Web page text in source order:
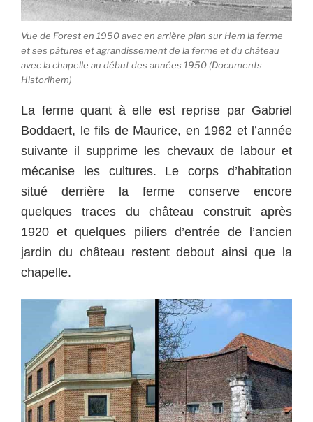
Vue de Forest en 1950 avec en arrière plan sur Hem la ferme
et ses pâtures et agrandissement de la ferme et du château
avec la chapelle au début des années 1950 (Documents
Historihem)
La ferme quant à elle est reprise par Gabriel
Boddaert, le fils de Maurice, en 1962 et l’année
suivante il supprime les chevaux de labour et
mécanise les cultures. Le corps d’habitation
situé derrière la ferme conserve encore
quelques traces du château construit après
1920 et quelques piliers d’entrée de l’ancien
jardin du château restent debout ainsi que la
chapelle.